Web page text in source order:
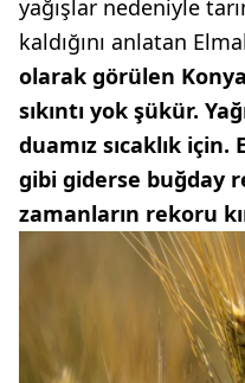
yağışlar nedeniyle
kaldığını anlatan
olarak görülen
sıkıntı yok şükür.
duamız sıcaklık
gibi giderse buğday
zamanların rekoru